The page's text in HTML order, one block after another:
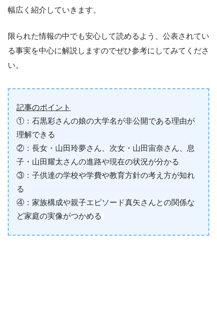
幅広く紹介していきます。
限られた情報の中でも安心して読めるよう、公表されてい
る事実を中心に解説しますのでぜひ参考にしてみてくださ
い。
記事のポイント
①：石黒彩さんの娘の大学名が非公開である理由が
理解できる
②：長女・山田玲夢さん、次女・山田宙奈さん、息
子・山田耀太さんの進路や現在の状況が分かる
③：子供達の学校や学費や教育方針の考え方が知れ
る
④：家族構成や親子エピソード真矢さんとの関係な
ど家庭の実像がつかめる